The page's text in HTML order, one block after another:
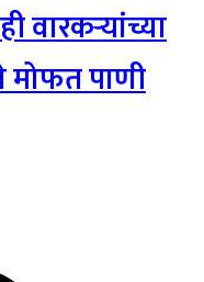
वारकऱ्यांच्या
पाणी